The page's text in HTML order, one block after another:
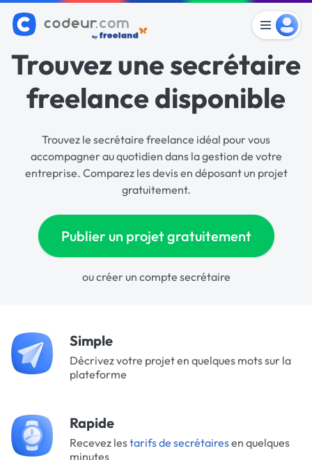
Trouvez une secrétaire
freelance disponible
Trouvez le secrétaire freelance idéal pour vous
accompagner au quotidien dans la gestion de votre
entreprise. Comparez les devis en déposant un projet
gratuitement.
Publier un projet gratuitement
oucréer un compte secrétaire
Simple
Décrivez votre projet en quelques mots sur la
plateforme
Rapide
Recevez lestarifs de secrétairesen quelques
minutes